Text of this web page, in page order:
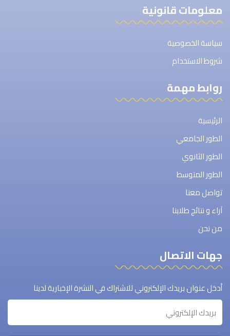
معلومات قانونية
سياسة الخصوصية
شروط الاستخدام
روابط مهمة
الرئيسية
الطور الجامعي
الطور الثانوي
الطور المتوسط
تواصل معنا
آراء و نتائج طلابنا
من نحن
جهات الاتصال
أدخل عنوان بريدك الإلكتروني للاشتراك في النشرة الإخبارية لدينا